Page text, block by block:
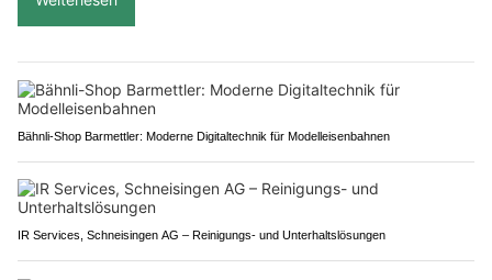
Bähnli-Shop Barmettler: Moderne Digitaltechnik für Modelleisenbahnen
IR Services, Schneisingen AG – Reinigungs- und Unterhaltslösungen